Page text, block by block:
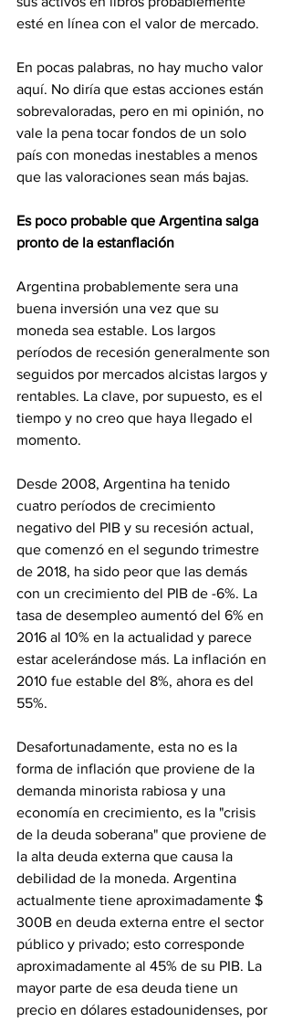
esté en línea con el valor de mercado.
En pocas palabras, no hay mucho valor
aquí. No diría que estas acciones están
sobrevaloradas, pero en mi opinión, no
vale la pena tocar fondos de un solo
país con monedas inestables a menos
que las valoraciones sean más bajas.
Es poco probable que Argentina salga
pronto de la estanflación
Argentina probablemente sera una
buena inversión una vez que su
moneda sea estable. Los largos
períodos de recesión generalmente son
seguidos por mercados alcistas largos y
rentables. La clave, por supuesto, es el
tiempo y no creo que haya llegado el
momento.
Desde 2008, Argentina ha tenido
cuatro períodos de crecimiento
negativo del PIB y su recesión actual,
que comenzó en el segundo trimestre
de 2018, ha sido peor que las demás
con un crecimiento del PIB de -6%. La
tasa de desempleo aumentó del 6% en
2016 al 10% en la actualidad y parece
estar acelerándose más. La inflación en
2010 fue estable del 8%, ahora es del
55%.
Desafortunadamente, esta no es la
forma de inflación que proviene de la
demanda minorista rabiosa y una
economía en crecimiento, es la "crisis
de la deuda soberana" que proviene de
la alta deuda externa que causa la
debilidad de la moneda. Argentina
actualmente tiene aproximadamente $
300B en deuda externa entre el sector
público y privado; esto corresponde
aproximadamente al 45% de su PIB. La
mayor parte de esa deuda tiene un
precio en dólares estadounidenses, por